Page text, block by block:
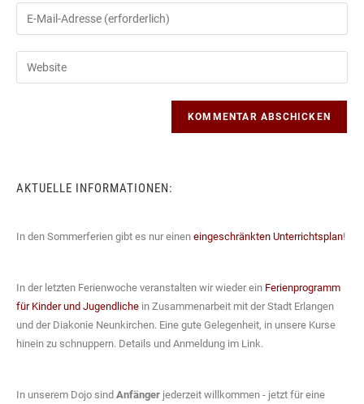
Namen
oder
zum
Kommentieren
Gib
deine
E-
Mail-
Gib
deine
AKTUELLE INFORMATIONEN:
In den Sommerferien gibt es nur einen eingeschränkten Unterrichtsplan!
In der letzten Ferienwoche veranstalten wir wieder ein Ferienprogramm
für Kinder und Jugendliche in Zusammenarbeit mit der Stadt Erlangen
und der Diakonie Neunkirchen. Eine gute Gelegenheit, in unsere Kurse
hinein zu schnuppern. Details und Anmeldung im Link.
In unserem Dojo sind Anfänger jederzeit willkommen - jetzt für eine